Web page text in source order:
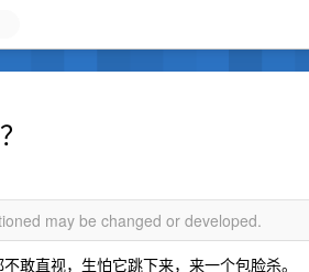
may be changed or developed.
敢直视，生怕它跳下来，来一个包脸杀。